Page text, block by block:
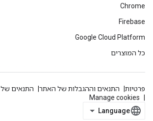
Chrome
Firebase
Google Cloud Platform
כל המוצרים
פרטיות התנאים וההגבלות של האתר
התנאים של Google Cloud
Manage cookies